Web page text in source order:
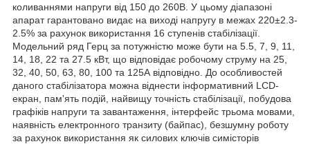
коливаннями напруги від 150 до 260В. У цьому діапазоні
апарат гарантовано видає на виході напругу в межах 220±2.3-
2.5% за рахунок використання 16 ступенів стабілізації.
Модельний ряд Герц за потужністю може бути на 5.5, 7, 9, 11,
14, 18, 22 та 27.5 кВт, що відповідає робочому струму на 25,
32, 40, 50, 63, 80, 100 та 125А відповідно. До особливостей
даного стабілізатора можна віднести інформативний LCD-
екран, пам'ять подій, найвищу точність стабілізації, побудова
графіків напруги та завантаження, інтерфейс трьома мовами,
наявність електронного транзиту (байпас), безшумну роботу
за рахунок використання як силових ключів симісторів